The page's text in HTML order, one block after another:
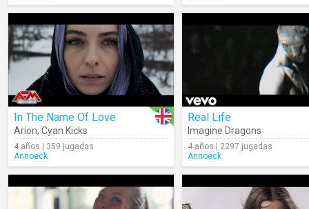
In The Name Of Love
Arion, Cyan Kicks
4 años | 359 jugadas
Annoeck
Real Life
Imagine Dragons
4 años | 2297 jugadas
Annoeck